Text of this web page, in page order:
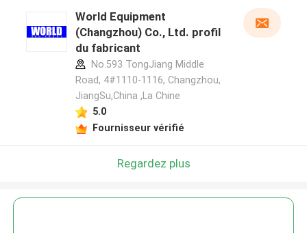
World Equipment
(Changzhou) Co., Ltd. profil
du fabricant
No.593 TongJiang Middle
Road, 4#1110-1116, Changzhou,
JiangSu,China ,La Chine
5.0
Fournisseur vérifié
Regardez plus